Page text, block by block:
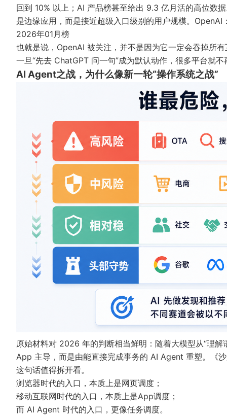
回到 10% 以上；AI 产品榜甚至给出 9.3 亿月活的高位数
是边缘应用，而是接近超级入口级别的用户规模。 OpenAI
2026年01月榜
也就是说，OpenAI 被关注，并不是因为它一定会吞掉所
一旦“先去 ChatGPT 问一句”成为默认动作，很多平台就
AI Agent之战，为什么像新一轮“操作系统之战”
原始材料对 2026 年的判断相当鲜明：随着大模型从“理
App 主导，而是由能直接完成事务的 AI Agent 重塑。
《
这句话值得拆开看。
浏览器时代的入口，本质上是网页调度；
移动互联网时代的入口，本质上是App调度；
而 AI Agent 时代的入口，更像任务调度。